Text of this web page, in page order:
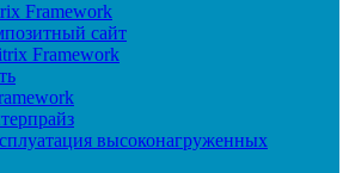
Framework
сайт
Framework
высоконагруженных